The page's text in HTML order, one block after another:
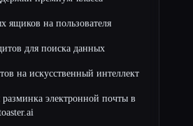
ящиков на пользователя
для поиска данных
на искусственный интеллект
разминка электронной почты в